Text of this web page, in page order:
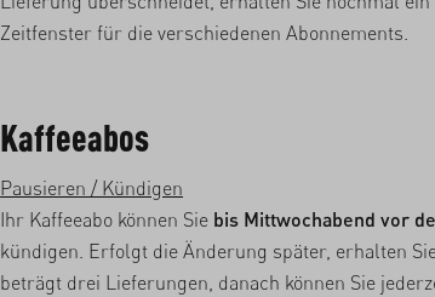
Zeitfenster für die verschiedenen Abonnements.
Kaffeeabos
Pausieren / Kündigen
Ihr Kaffeeabo können Sie bis Mittwochabend vor
kündigen. Erfolgt die Änderung später, erhalten
beträgt drei Lieferungen, danach können Sie